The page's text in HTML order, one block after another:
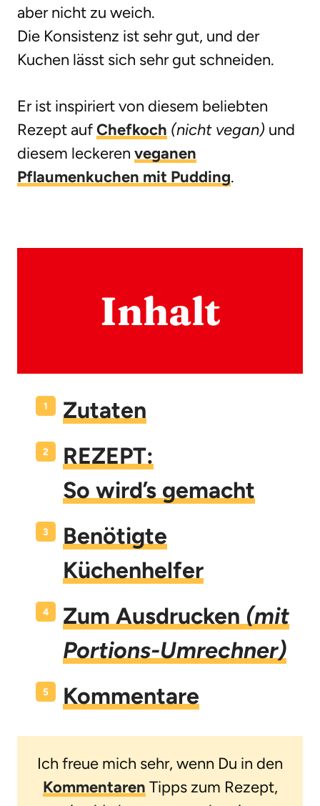
aber nicht zu weich.
Die Konsistenz ist sehr gut, und der
Kuchen lässt sich sehr gut schneiden.
Er ist inspiriert von diesem beliebten
Rezept aufChefkoch (nicht vegan) und
diesem leckeren veganen
Pflaumenkuchen mit Pudding.
Inhalt
Zutaten
REZEPT:
So wird’s gemacht
Benötigte
Küchenhelfer
Zum Ausdrucken (mit
Portions-Umrechner)
Kommentare
Ich freue mich sehr, wenn Du in den
Kommentaren Tipps zum Rezept,